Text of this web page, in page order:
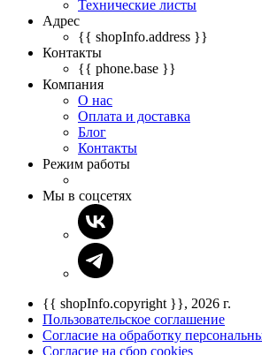
Технические листы
Адрес
{{ shopInfo.address }}
Контакты
{{ phone.base }}
Компания
О нас
Оплата и доставка
Блог
Контакты
Режим работы
Мы в соцсетях
{{ shopInfo.copyright }}, 2026 г.
Пользовательское соглашение
Согласие на обработку
Согласие на сбор cookies